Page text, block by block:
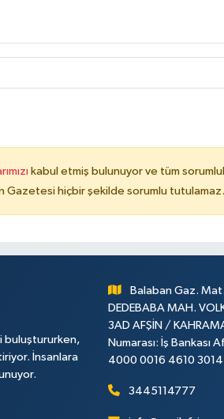
kabul etmiş bulunuyor ve tüm
Gazetesi hiçbir şekilde sorumlu tutulamaz.
buluştururken,
İnsanlara
Balaban Gaz.
DEDEBABA MAH.
3AD AFŞİN /
Numarası: İş Bankası
4000 0016 4610
3445114777